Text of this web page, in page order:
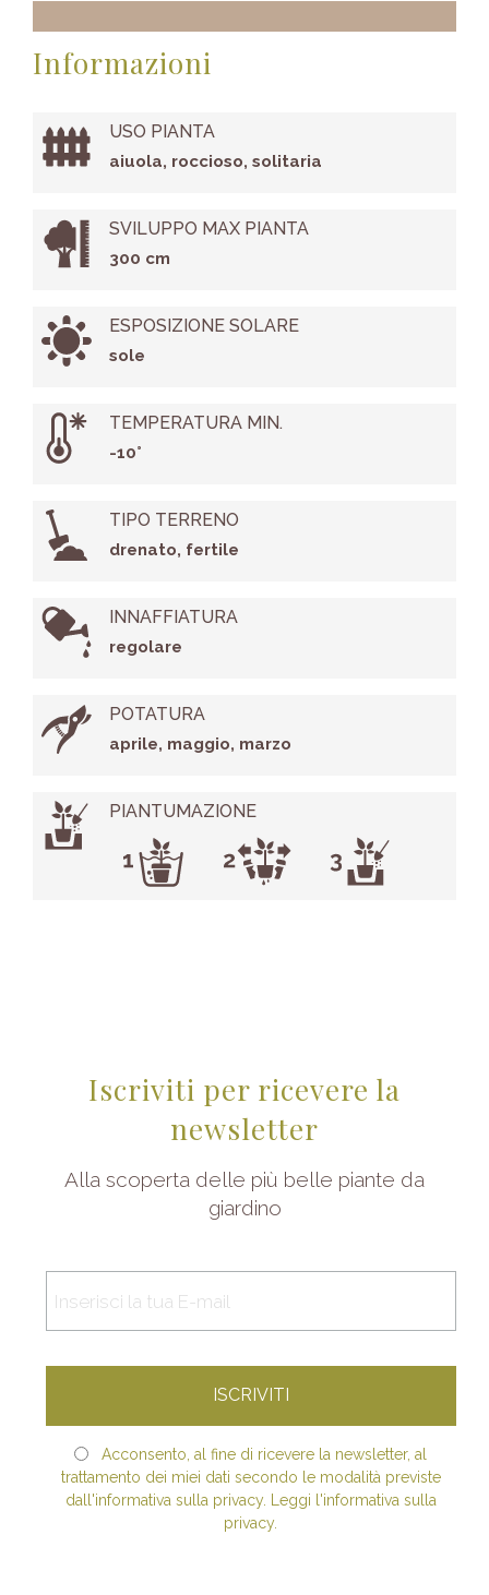
Informazioni
USO PIANTA
aiuola, roccioso, solitaria
SVILUPPO MAX PIANTA
300 cm
ESPOSIZIONE SOLARE
sole
TEMPERATURA MIN.
-10°
TIPO TERRENO
drenato, fertile
INNAFFIATURA
regolare
POTATURA
aprile, maggio, marzo
PIANTUMAZIONE
Iscriviti per ricevere la
newsletter
Alla scoperta delle più belle piante da
giardino
Acconsento, al fine di ricevere la newsletter, al
trattamento dei miei dati secondo le modalità previste
dall'informativa sulla privacy. Leggi l'informativa sulla
privacy.